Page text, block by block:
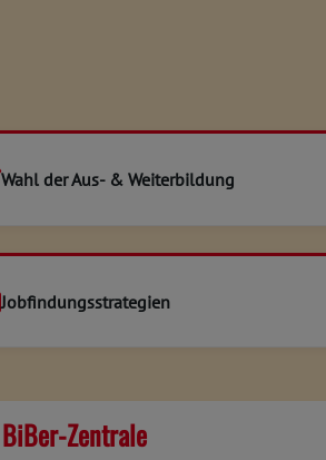
Wahl der Aus- & Weiterbildung
Jobfindungsstrategien
BiBer-Zentrale